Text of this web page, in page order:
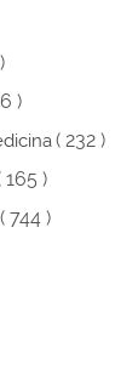
)
( 232 )
165 )
( 744 )